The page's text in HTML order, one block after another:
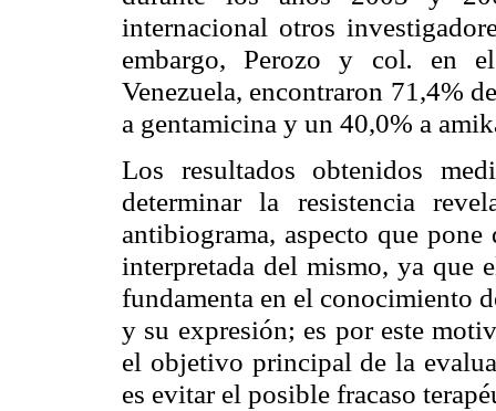
internacional otros
embargo, Perozo y col. en
Venezuela, encontraron 71,4%
a gentamicina y un 40,0% a
Los resultados obtenidos
determinar la resistencia
antibiograma, aspecto que
interpretada del mismo, ya que
fundamenta en el conocimiento
y su expresión; es por este
el objetivo principal de la
es evitar el posible fracaso